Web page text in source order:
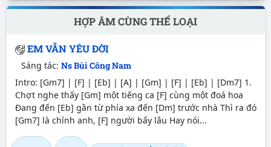
HỢP ÂM CÙNG THỂ LOẠI
EM VẪN YÊU ĐỜI
Sáng tác: Ns Bùi Công Nam
Intro: [Gm7] | [F] | [Eb] | [A] | [Gm] | [F] | [Eb] | [Dm7] 1.
Chợt nghe thấy [Gm] một tiếng ca [F] cùng một đoá hoa
Đang đến [Eb] gần từ phía xa đến [Dm] trước nhà Thì ra đó
[Gm7] là chính anh, [F] người bấy lâu Hay nói...